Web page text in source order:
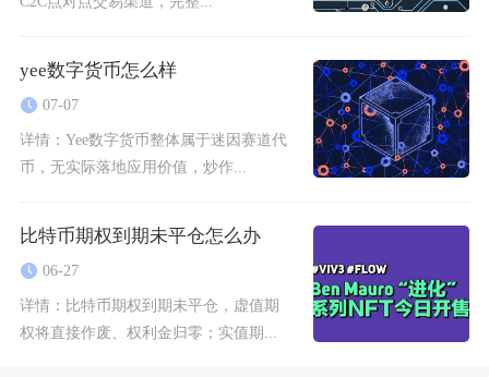
yee数字货币怎么样
07-07
详情： Yee数字货币整体属于迷因赛道代
币，无实际落地应用价值，炒作...
比特币期权到期未平仓怎么办
06-27
详情： 比特币期权到期未平仓，虚值期
权将直接作废、权利金归零；实值期...